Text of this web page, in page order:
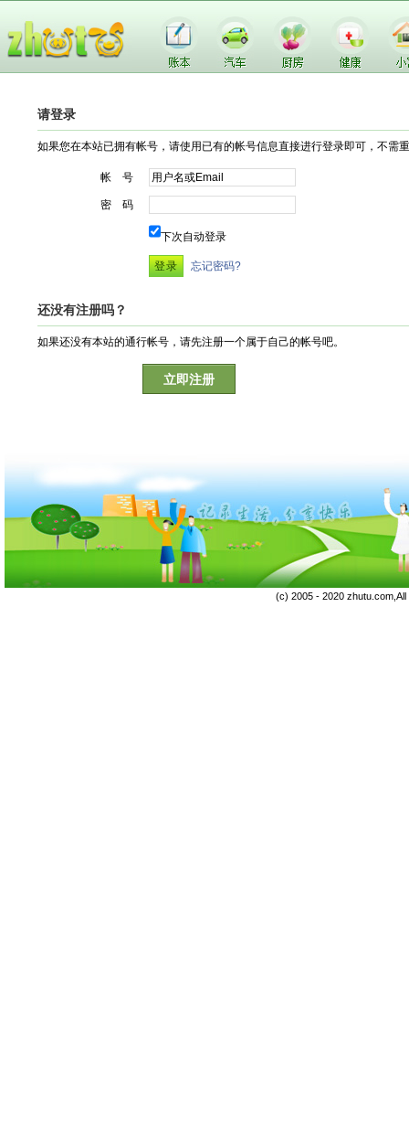
请登录
如果您在本站已拥有帐号，请使用已有的帐号信息直接进行登录即可，不需
帐 号
密 码
下次自动登录
忘记密码?
还没有注册吗？
如果还没有本站的通行帐号，请先注册一个属于自己的帐号吧。
立即注册
(c) 2005 - 2020